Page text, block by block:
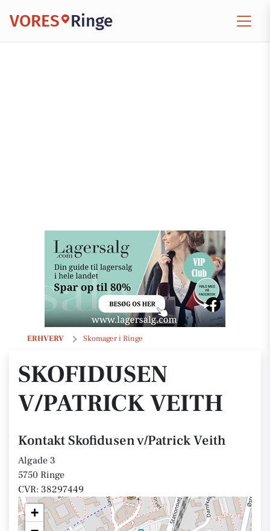
VORES Ringe
ERHVERV Skomager i Ringe
Skofidusen v/Patrick Veith
SKOFIDUSEN
V/PATRICK VEITH
Kontakt Skofidusen v/Patrick Veith
Algade 3
5750 Ringe
CVR: 38297449
+